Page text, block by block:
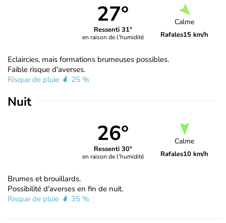
27°
Ressenti 31°
en raison de l'humidité
Calme
Rafales15 km/h
Eclaircies, mais formations brumeuses possibles.
Faible risque d'averses.
Risque de pluie
25 %
Nuit
26°
Ressenti 30°
en raison de l'humidité
Calme
Rafales10 km/h
Brumes et brouillards.
Possibilité d'averses en fin de nuit.
Risque de pluie
35 %